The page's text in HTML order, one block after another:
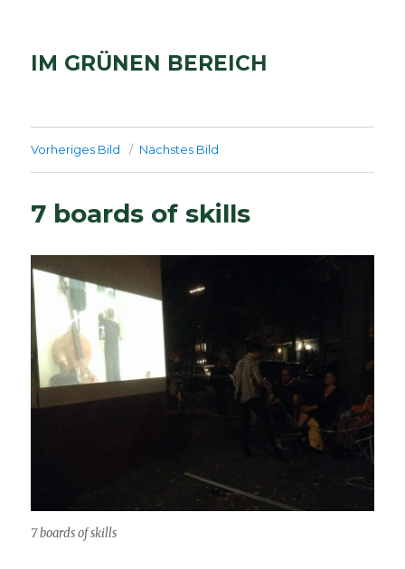
IM GRÜNEN BEREICH
Vorheriges Bild Nächstes Bild
7 boards of skills
7 boards of skills